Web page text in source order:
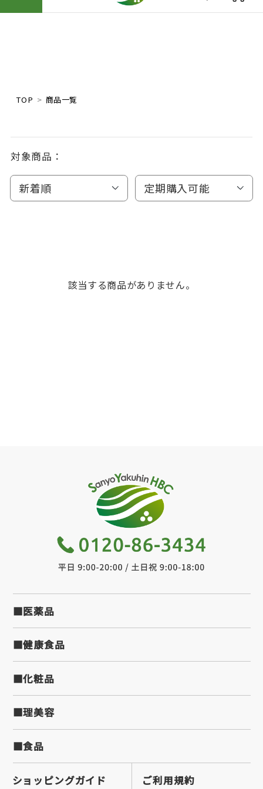
TOP 商品一覧
対象商品：
新着順 定期購入可能
該当する商品がありません。
■医薬品
■健康食品
■化粧品
■理美容
■食品
ショッピングガイド ご利用規約